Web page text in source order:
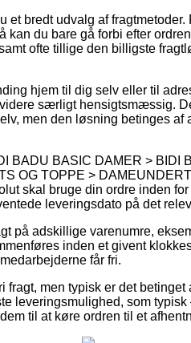
et bredt udvalg af
kan du bare gå forbi efter
ofte tillige den billigste
hjem til dig selv eller til
særligt hensigtsmæssig.
men den løsning betinges af
BADU BASIC DAMER > BIDI
OG TOPPE >
skal bruge din ordre inden
leveringsdato på det
på adskillige varenumre,
inden et givent
får fri.
fragt, men typisk er det
leveringsmulighed, som
til at køre ordren til et